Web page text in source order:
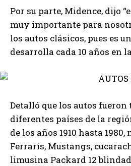
Por su parte, Midence, dijo
muy importante para
los autos clásicos, pues es
desarrolla cada 10 años en
Detalló que los autos fueron
diferentes países de la
de los años 1910 hasta 1980,
Ferraris, Mustangs,
limusina Packard 12